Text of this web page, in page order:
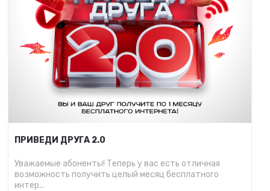
ПРИВЕДИ ДРУГА 2.0
Уважаемые абоненты! Теперь у вас есть отличная
возможность получить целый месяц бесплатного
интер...